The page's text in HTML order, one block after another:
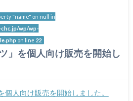
"name" on null in
chc.jp/wp/wp-
on line 22
」を個人向け販売を開始し
個人向け販売を開始しました。